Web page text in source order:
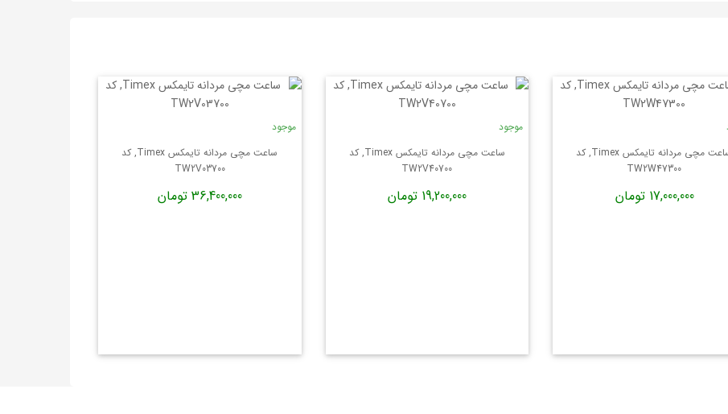
ساعت مچی مردانه تایمکس Timex, کد
TW2W47300
17,000,000 تومان
موجود
ساعت مچی مردانه تایمکس Timex, کد
TW2V40700
19,200,000 تومان
موجود
ساعت مچی مردانه تایمکس Timex, کد
TW2V03700
36,400,000 تومان